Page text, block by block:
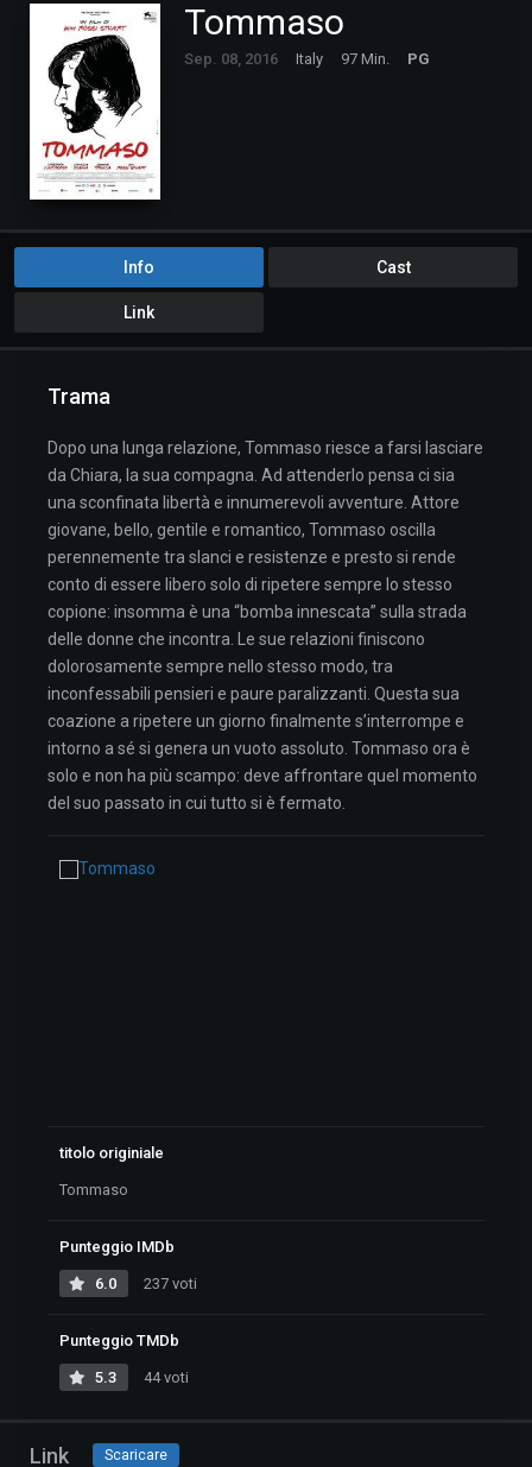
Tommaso
Sep. 08, 2016 Italy 97 Min. PG
Info Cast
Link
Trama
Dopo una lunga relazione, Tommaso riesce a farsi lasciare
da Chiara, la sua compagna. Ad attenderlo pensa ci sia
una sconfinata libertà e innumerevoli avventure. Attore
giovane, bello, gentile e romantico, Tommaso oscilla
perennemente tra slanci e resistenze e presto si rende
conto di essere libero solo di ripetere sempre lo stesso
copione: insomma è una “bomba innescata” sulla strada
delle donne che incontra. Le sue relazioni finiscono
dolorosamente sempre nello stesso modo, tra
inconfessabili pensieri e paure paralizzanti. Questa sua
coazione a ripetere un giorno finalmente s’interrompe e
intorno a sé si genera un vuoto assoluto. Tommaso ora è
solo e non ha più scampo: deve affrontare quel momento
del suo passato in cui tutto si è fermato.
titolo originiale
Tommaso
Punteggio IMDb
6.0 237 voti
Punteggio TMDb
5.3 44 voti
Link Scaricare